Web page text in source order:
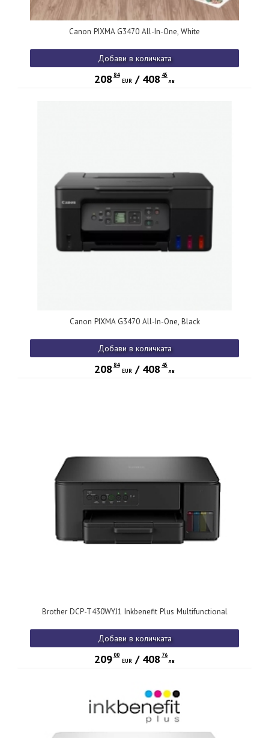
Canon PIXMA G3470 All-In-One, White
Добави в количката
208 84
EUR / 408 45
лв
Canon PIXMA G3470 All-In-One, Black
Добави в количката
208 84
EUR / 408 45
лв
Brother DCP-T430WYJ1 Inkbenefit Plus Multifunctional
Добави в количката
20900
EUR / 408 76
лв